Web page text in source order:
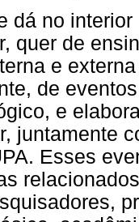
dá no
quer de
e
de
e
juntamente
Esses